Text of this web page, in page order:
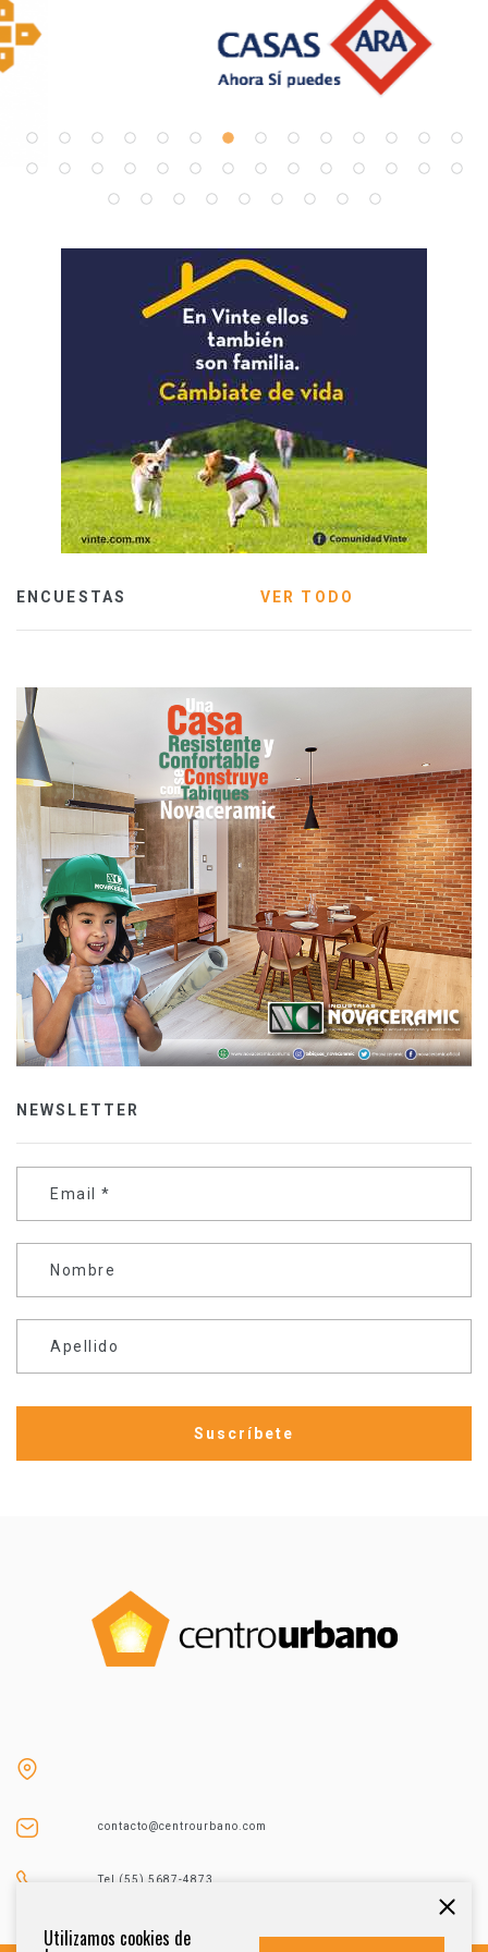
ENCUESTAS VER TODO
NEWSLETTER
Email *
Nombre
Apellido
contacto@centrourbano.com
Tel (55) 5687-4873
Utilizamos cookies de